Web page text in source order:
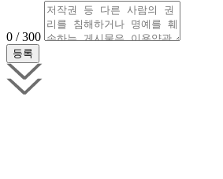
0 / 300